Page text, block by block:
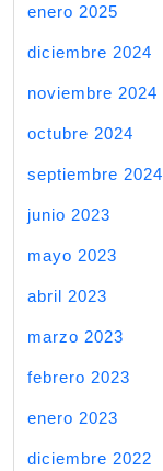
enero 2025
diciembre 2024
noviembre 2024
octubre 2024
septiembre 2024
junio 2023
mayo 2023
abril 2023
marzo 2023
febrero 2023
enero 2023
diciembre 2022